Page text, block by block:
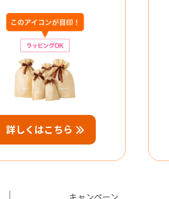
詳しくはこちら
キャンペーン